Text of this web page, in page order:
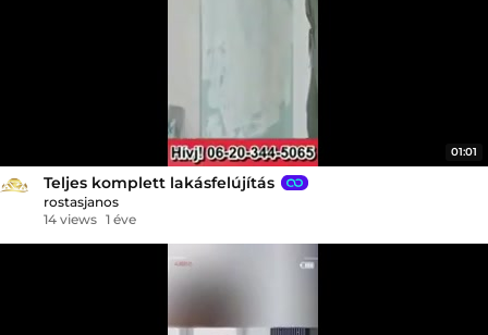
01:01
Teljes komplett lakásfelújítás
rostasjanos
14 views 1 éve